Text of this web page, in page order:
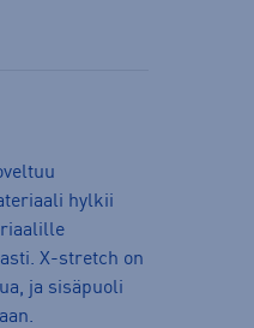
hylkii
X-stretch on
ja sisäpuoli